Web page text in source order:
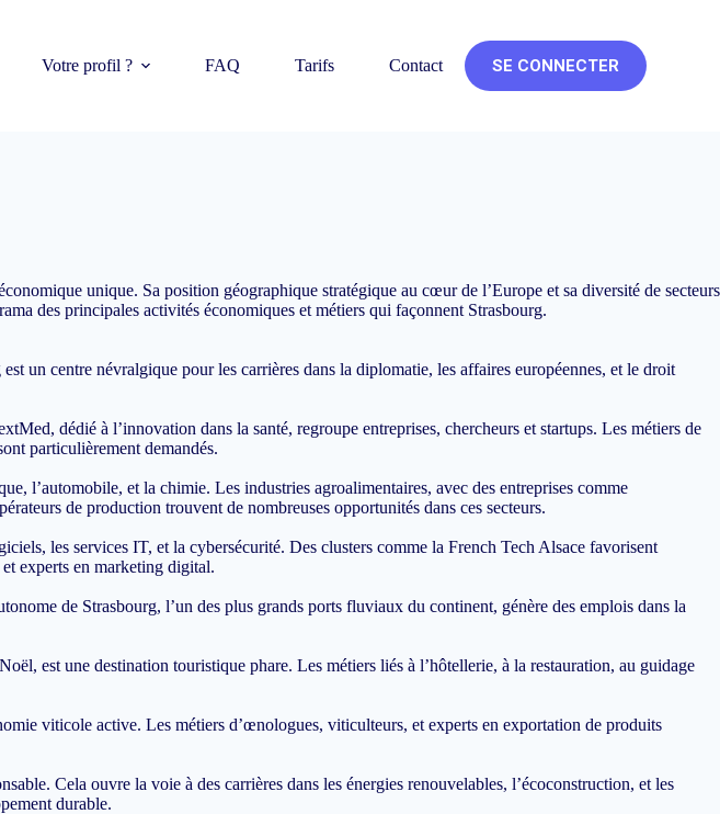
Votre profil ? FAQ Tarifs Contact SE CONNECTER
unique. Sa position géographique stratégique au cœur de l’Europe et sa diversité de secteurs
des principales activités économiques et métiers qui façonnent Strasbourg.
un centre névralgique pour les carrières dans la diplomatie, les affaires européennes, et le droit
dédié à l’innovation dans la santé, regroupe entreprises, chercheurs et startups. Les métiers de
particulièrement demandés.
l’automobile, et la chimie. Les industries agroalimentaires, avec des entreprises comme
de production trouvent de nombreuses opportunités dans ces secteurs.
les services IT, et la cybersécurité. Des clusters comme la French Tech Alsace favorisent
experts en marketing digital.
de Strasbourg, l’un des plus grands ports fluviaux du continent, génère des emplois dans la
est une destination touristique phare. Les métiers liés à l’hôtellerie, à la restauration, au guidage
viticole active. Les métiers d’œnologues, viticulteurs, et experts en exportation de produits
Cela ouvre la voie à des carrières dans les énergies renouvelables, l’écoconstruction, et les
durable.